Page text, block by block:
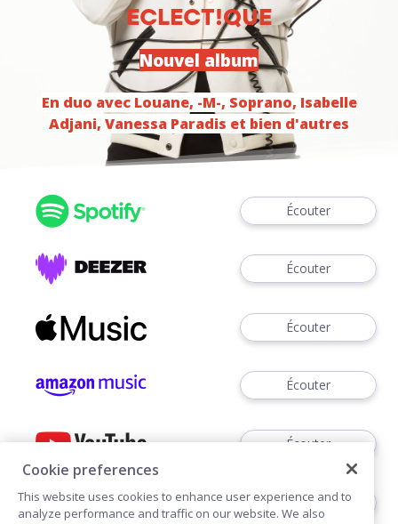
ECLECT!QUE
Nouvel album
En duo avec Louane, -M-, Soprano, Isabelle
Adjani, Vanessa Paradis et bien d'autres
Écouter
Écouter
Écouter
Écouter
Écouter
Écouter
Cookie preferences
This website uses cookies to enhance user experience and to
analyze performance and traffic on our website. We also